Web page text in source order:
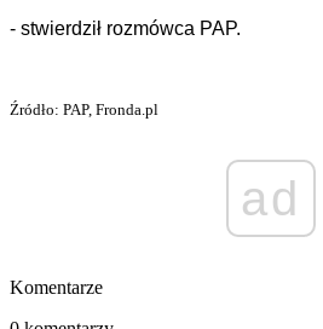
- stwierdził rozmówca PAP.
Źródło: PAP, Fronda.pl
ad
Komentarze